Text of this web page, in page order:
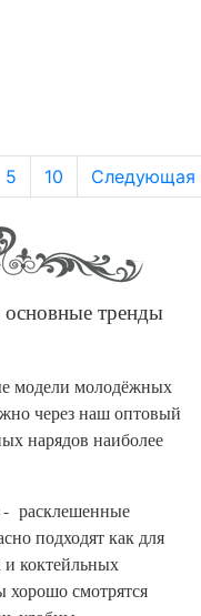
5 10 Следующая
тренды
модели молодёжных
через наш оптовый
нарядов наиболее
- расклешенные
подходят как для
и коктейльных
хорошо смотрятся